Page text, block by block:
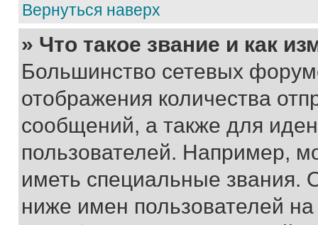
Вернуться наверх
» Что такое звание и как
Большинство сетевых
отображения количества
сообщений, а также для
пользователей. Например,
иметь специальные звания.
ниже имен пользователей